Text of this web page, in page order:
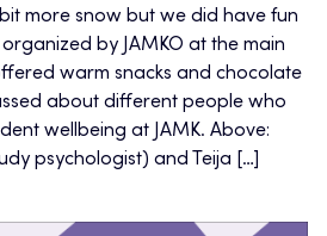
more snow but we did have fun
by JAMKO at the main
warm snacks and chocolate
about different people who
wellbeing at JAMK. Above:
psychologist) and Teija […]